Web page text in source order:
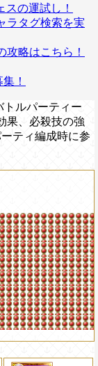
スの運試し！
ラタグ検索を実
攻略はこちら！
！
トルパーティー
果、必殺技の強
ティ編成時に参